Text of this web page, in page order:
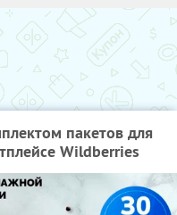
пакетов для
Wildberries